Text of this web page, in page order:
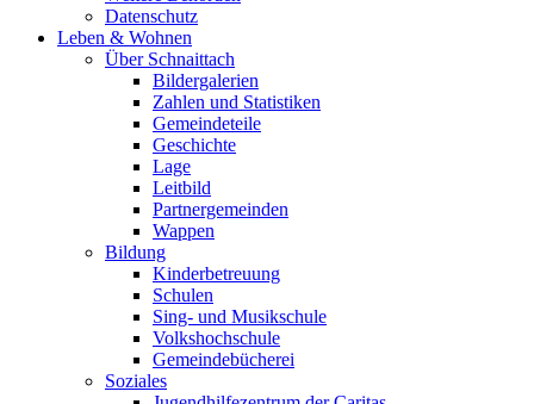
Datenschutz
Leben & Wohnen
Über Schnaittach
Bildergalerien
Zahlen und Statistiken
Gemeindeteile
Geschichte
Lage
Leitbild
Partnergemeinden
Wappen
Bildung
Kinderbetreuung
Schulen
Sing- und Musikschule
Volkshochschule
Gemeindebücherei
Soziales